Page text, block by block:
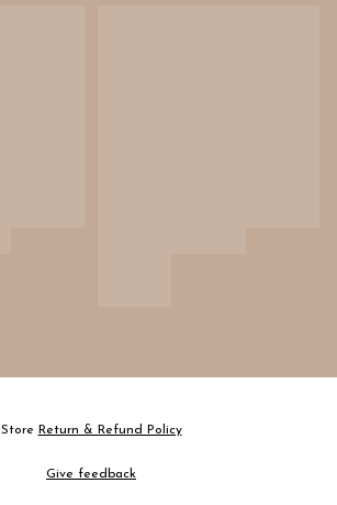
Store Return & Refund Policy
Give feedback